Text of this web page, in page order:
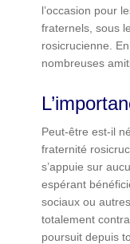
l’occasion pour
fraternels, sous
rosicrucienne.
nombreuses
Peut-être est-il
fraternité
s’appuie sur
espérant
sociaux ou
totalement
poursuit depuis